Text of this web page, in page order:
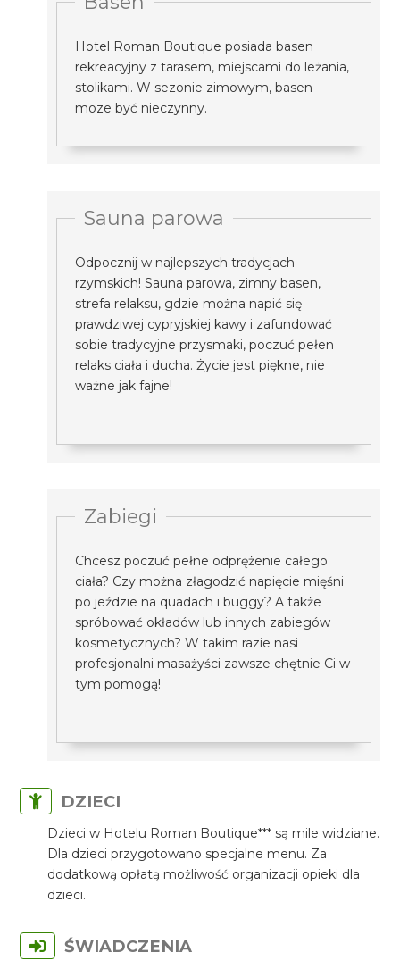
Hotel Roman Boutique posiada basen
rekreacyjny z tarasem, miejscami do leżania,
stolikami. W sezonie zimowym, basen
moze być nieczynny.
Sauna parowa
Odpocznij w najlepszych tradycjach
rzymskich! Sauna parowa, zimny basen,
strefa relaksu, gdzie można napić się
prawdziwej cypryjskiej kawy i zafundować
sobie tradycyjne przysmaki, poczuć pełen
relaks ciała i ducha. Życie jest piękne, nie
ważne jak fajne!
Zabiegi
Chcesz poczuć pełne odprężenie całego
ciała? Czy można złagodzić napięcie mięśni
po jeździe na quadach i buggy? A także
spróbować okładów lub innych zabiegów
kosmetycznych? W takim razie nasi
profesjonalni masażyści zawsze chętnie Ci w
tym pomogą!
DZIECI
Dzieci w Hotelu Roman Boutique*** są mile widziane.
Dla dzieci przygotowano specjalne menu. Za
dodatkową opłatą możliwość organizacji opieki dla
dzieci.
ŚWIADCZENIA